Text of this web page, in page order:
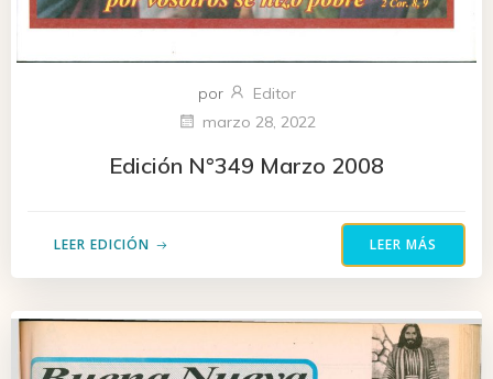
por
Editor
marzo 28, 2022
Edición N°349 Marzo 2008
LEER EDICIÓN LEER MÁS